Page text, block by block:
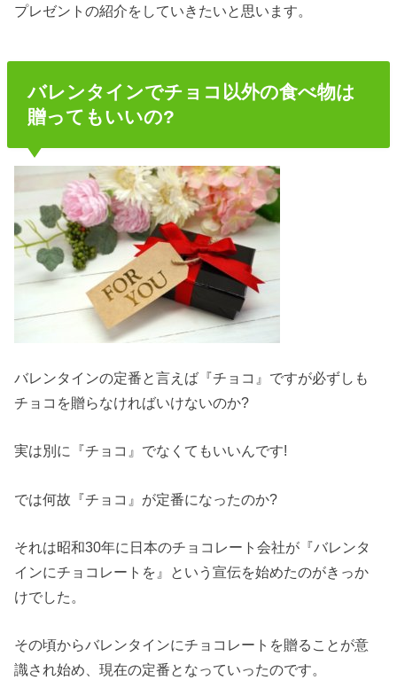
プレゼントの紹介をしていきたいと思います。
バレンタインでチョコ以外の食べ物は
贈ってもいいの?
バレンタインの定番と言えば『チョコ』ですが必ずしも
チョコを贈らなければいけないのか?
実は別に『チョコ』でなくてもいいんです!
では何故『チョコ』が定番になったのか?
それは昭和30年に日本のチョコレート会社が『バレンタ
インにチョコレートを』という宣伝を始めたのがきっか
けでした。
その頃からバレンタインにチョコレートを贈ることが意
識され始め、現在の定番となっていったのです。